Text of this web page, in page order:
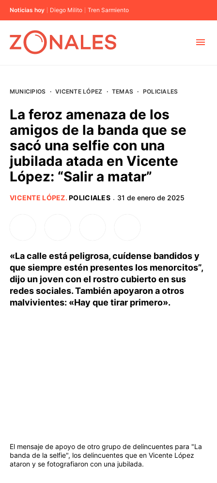
Noticias hoy Diego Milito Tren Sarmiento
BUENOS AIRES
PROVINCIAS
MUNICIPIOS · VICENTE LÓPEZ · TEMAS · POLICIALES
La feroz amenaza de los
amigos de la banda que se
sacó una selfie con una
jubilada atada en Vicente
López: “Salir a matar”
VICENTE LÓPEZ.POLICIALES · 31 de enero de 2025
«La calle está peligrosa, cuídense bandidos y
que siempre estén presentes los menorcitos”,
dijo un joven con el rostro cubierto en sus
redes sociales. También apoyaron a otros
malvivientes: «Hay que tirar primero».
El mensaje de apoyo de otro grupo de delincuentes para "La
banda de la selfie", los delincuentes que en Vicente López
ataron y se fotografiaron con una jubilada.